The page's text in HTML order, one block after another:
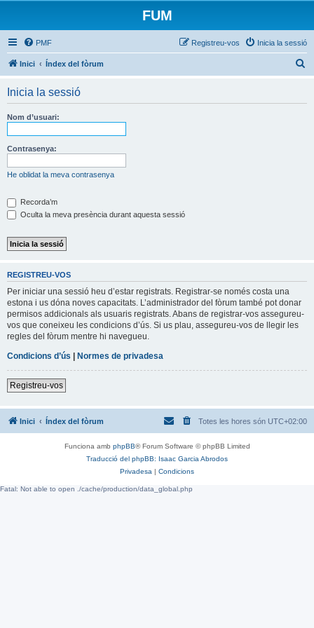
FUM
PMF Inicia la sessió
Registreu-vos
Inici Índex del fòrum
Inicia la sessió
Nom d’usuari:
Contrasenya:
He oblidat la meva contrasenya
Recorda’m
Oculta la meva presència durant aquesta sessió
REGISTREU-VOS
Per iniciar una sessió heu d’estar registrats. Registrar-se només costa una
estona i us dóna noves capacitats. L’administrador del fòrum també pot donar
permisos addicionals als usuaris registrats. Abans de registrar-vos assegureu-
vos que coneixeu les condicions d’ús. Si us plau, assegureu-vos de llegir les
regles del fòrum mentre hi navegueu.
Condicions d’ús | Normes de privadesa
Registreu-vos
Inici Índex del fòrum Totes les hores són UTC+02:00
Funciona amb phpBB® Forum Software © phpBB Limited
Traducció del phpBB: Isaac Garcia Abrodos
Privadesa | Condicions
Fatal: Not able to open ./cache/production/data_global.php